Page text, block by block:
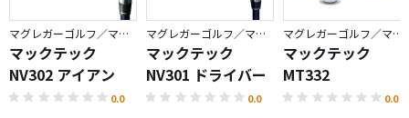
マグレガーゴルフ／マックテック
マックテック
NV302 アイアン
0.0
マグレガーゴルフ／マックテック
マックテック
NV301 ドライバー
0.0
マグレガーゴルフ／マックテック
マックテック
MT332
0.0